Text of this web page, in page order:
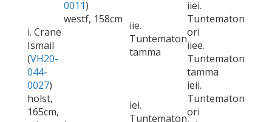
i. Crane
Ismail
(VH20-
044-
0027)
holst,
165cm,
0011)
westf, 158cm iie.
Tuntematon
tamma
iiei.
Tuntematon
ori
iiee.
Tuntematon
tamma
iei.
Tuntematon
ieii.
Tuntematon
ori